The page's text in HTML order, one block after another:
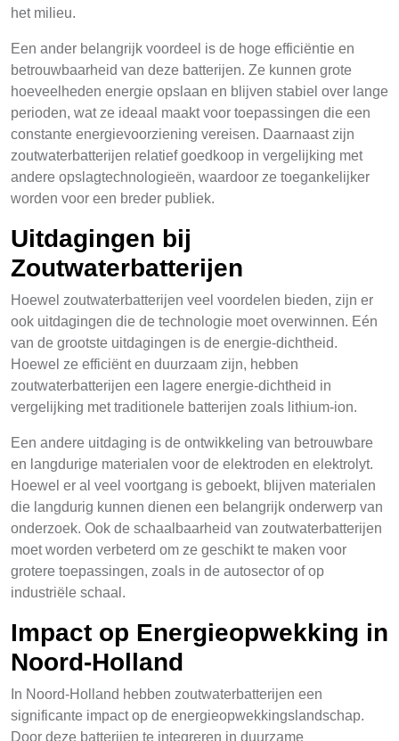
het milieu.
Een ander belangrijk voordeel is de hoge efficiëntie en
betrouwbaarheid van deze batterijen. Ze kunnen grote
hoeveelheden energie opslaan en blijven stabiel over lange
perioden, wat ze ideaal maakt voor toepassingen die een
constante energievoorziening vereisen. Daarnaast zijn
zoutwaterbatterijen relatief goedkoop in vergelijking met
andere opslagtechnologieën, waardoor ze toegankelijker
worden voor een breder publiek.
Uitdagingen bij
Zoutwaterbatterijen
Hoewel zoutwaterbatterijen veel voordelen bieden, zijn er
ook uitdagingen die de technologie moet overwinnen. Eén
van de grootste uitdagingen is de energie-dichtheid.
Hoewel ze efficiënt en duurzaam zijn, hebben
zoutwaterbatterijen een lagere energie-dichtheid in
vergelijking met traditionele batterijen zoals lithium-ion.
Een andere uitdaging is de ontwikkeling van betrouwbare
en langdurige materialen voor de elektroden en elektrolyt.
Hoewel er al veel voortgang is geboekt, blijven materialen
die langdurig kunnen dienen een belangrijk onderwerp van
onderzoek. Ook de schaalbaarheid van zoutwaterbatterijen
moet worden verbeterd om ze geschikt te maken voor
grotere toepassingen, zoals in de autosector of op
industriële schaal.
Impact op Energieopwekking in
Noord-Holland
In Noord-Holland hebben zoutwaterbatterijen een
significante impact op de energieopwekkingslandschap.
Door deze batterijen te integreren in duurzame